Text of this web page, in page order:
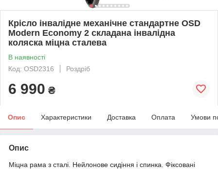
Крісло інвалідне механічне стандартне OSD
Modern Economy 2 складана інвалідна
коляска міцна сталева
В наявності
Код: OSD2316
Роздріб
6 990 ₴
Опис Характеристики Доставка Оплата Умови
Опис
Міцна рама з сталі. Нейлонове сидіння і спинка. Фіксовані